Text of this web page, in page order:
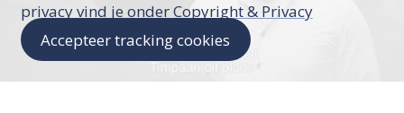
privacy vind je onderCopyright & Privacy
Accepteer tracking cookies